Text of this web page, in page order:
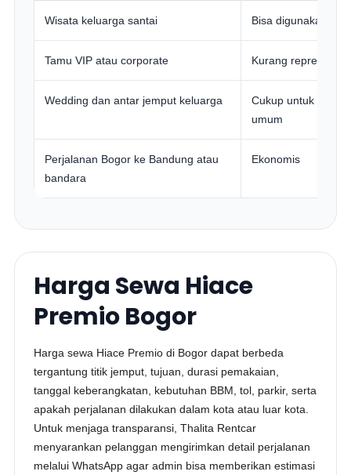
Wisata keluarga santai Bisa digunakan
Tamu VIP atau corporate Kurang
Wedding dan antar jemput keluarga
Cukup untuk
umum
Perjalanan Bogor ke Bandung atau
bandara
Ekonomis
Harga Sewa Hiace
Premio Bogor
Harga sewa Hiace Premio di Bogor dapat berbeda
tergantung titik jemput, tujuan, durasi pemakaian,
tanggal keberangkatan, kebutuhan BBM, tol, parkir, serta
apakah perjalanan dilakukan dalam kota atau luar kota.
Untuk menjaga transparansi, Thalita Rentcar
menyarankan pelanggan mengirimkan detail perjalanan
melalui WhatsApp agar admin bisa memberikan estimasi